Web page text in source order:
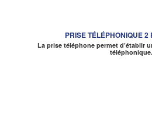
PRISE TÉLÉPHONIQUE 2
La prise téléphone permet d’établir
téléphonique.